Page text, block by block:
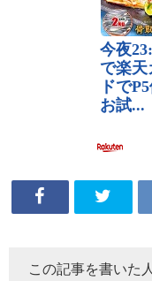
この記事を書いた人